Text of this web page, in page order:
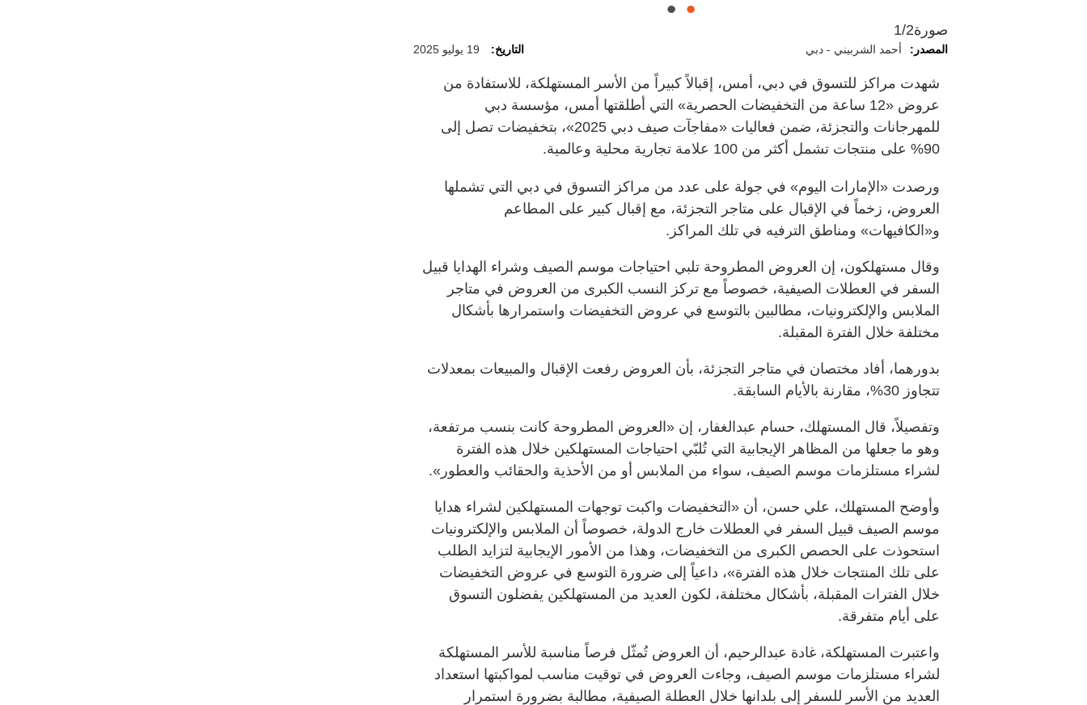
صورة1/2
المصدر: أحمد الشربيني - دبي التاريخ: 19 يوليو 2025
شهدت مراكز للتسوق في دبي، أمس، إقبالاً كبيراً من الأسر المستهلكة، للاستفادة من
عروض «12 ساعة من التخفيضات الحصرية» التي أطلقتها أمس، مؤسسة دبي
للمهرجانات والتجزئة، ضمن فعاليات «مفاجآت صيف دبي 2025»، بتخفيضات تصل إلى
90% على منتجات تشمل أكثر من 100 علامة تجارية محلية وعالمية.
ورصدت «الإمارات اليوم» في جولة على عدد من مراكز التسوق في دبي التي تشملها
العروض، زخماً في الإقبال على متاجر التجزئة، مع إقبال كبير على المطاعم
و«الكافيهات» ومناطق الترفيه في تلك المراكز.
وقال مستهلكون، إن العروض المطروحة تلبي احتياجات موسم الصيف وشراء الهدايا قبيل
السفر في العطلات الصيفية، خصوصاً مع تركز النسب الكبرى من العروض في متاجر
الملابس والإلكترونيات، مطالبين بالتوسع في عروض التخفيضات واستمرارها بأشكال
مختلفة خلال الفترة المقبلة.
بدورهما، أفاد مختصان في متاجر التجزئة، بأن العروض رفعت الإقبال والمبيعات بمعدلات
تتجاوز 30%، مقارنة بالأيام السابقة.
وتفصيلاً، قال المستهلك، حسام عبدالغفار، إن «العروض المطروحة كانت بنسب مرتفعة،
وهو ما جعلها من المظاهر الإيجابية التي تُلبّي احتياجات المستهلكين خلال هذه الفترة
لشراء مستلزمات موسم الصيف، سواء من الملابس أو من الأحذية والحقائب والعطور».
وأوضح المستهلك، علي حسن، أن «التخفيضات واكبت توجهات المستهلكين لشراء هدايا
موسم الصيف قبيل السفر في العطلات خارج الدولة، خصوصاً أن الملابس والإلكترونيات
استحوذت على الحصص الكبرى من التخفيضات، وهذا من الأمور الإيجابية لتزايد الطلب
على تلك المنتجات خلال هذه الفترة»، داعياً إلى ضرورة التوسع في عروض التخفيضات
خلال الفترات المقبلة، بأشكال مختلفة، لكون العديد من المستهلكين يفضلون التسوق
على أيام متفرقة.
واعتبرت المستهلكة، غادة عبدالرحيم، أن العروض تُمثّل فرصاً مناسبة للأسر المستهلكة
لشراء مستلزمات موسم الصيف، وجاءت العروض في توقيت مناسب لمواكبتها استعداد
العديد من الأسر للسفر إلى بلدانها خلال العطلة الصيفية، مطالبة بضرورة استمرار